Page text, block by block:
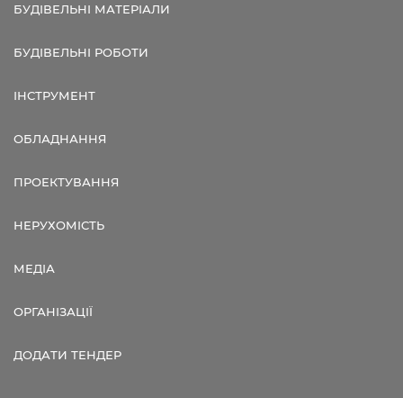
БУДІВЕЛЬНІ МАТЕРІАЛИ
БУДІВЕЛЬНІ РОБОТИ
ІНСТРУМЕНТ
ОБЛАДНАННЯ
ПРОЕКТУВАННЯ
НЕРУХОМІСТЬ
МЕДІА
ОРГАНІЗАЦІЇ
ДОДАТИ ТЕНДЕР